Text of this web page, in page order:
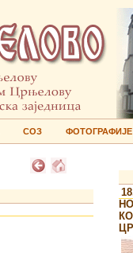
СОЗ ФОТОГРАФИЈЕ